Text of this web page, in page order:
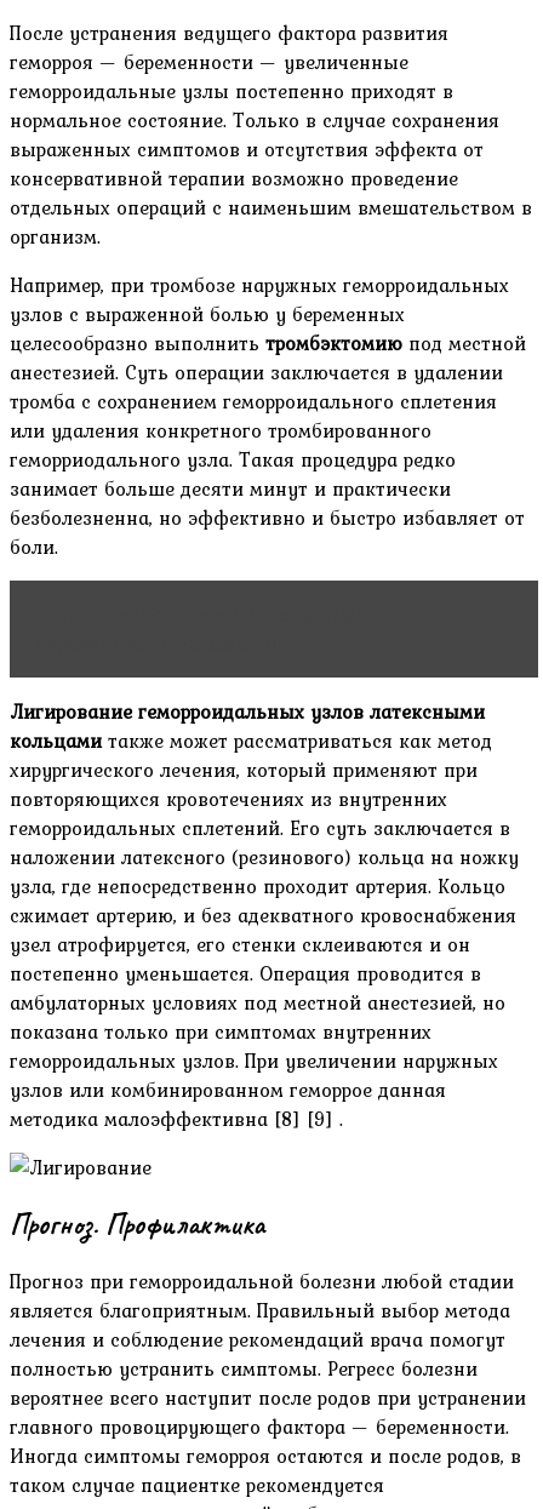
После устранения ведущего фактора развития
геморроя — беременности — увеличенные
геморроидальные узлы постепенно приходят в
нормальное состояние. Только в случае сохранения
выраженных симптомов и отсутствия эффекта от
консервативной терапии возможно проведение
отдельных операций с наименьшим вмешательством в
организм.
Например, при тромбозе наружных геморроидальных
узлов с выраженной болью у беременных
целесообразно выполнить тромбэктомию под местной
анестезией. Суть операции заключается в удалении
тромба с сохранением геморроидального сплетения
или удаления конкретного тромбированного
геморриодального узла. Такая процедура редко
занимает больше десяти минут и практически
безболезненна, но эффективно и быстро избавляет от
боли.
Лигирование геморроидальных узлов латексными
кольцамитакже может рассматриваться как метод
хирургического лечения, который применяют при
повторяющихся кровотечениях из внутренних
геморроидальных сплетений. Его суть заключается в
наложении латексного (резинового) кольца на ножку
узла, где непосредственно проходит артерия. Кольцо
сжимает артерию, и без адекватного кровоснабжения
узел атрофируется, его стенки склеиваются и он
постепенно уменьшается. Операция проводится в
амбулаторных условиях под местной анестезией, но
показана только при симптомах внутренних
геморроидальных узлов. При увеличении наружных
узлов или комбинированном геморрое данная
методика малоэффективна [8] [9] .
Прогноз. Профилактика
Прогноз при геморроидальной болезни любой стадии
является благоприятным. Правильный выбор метода
лечения и соблюдение рекомендаций врача помогут
полностью устранить симптомы. Регресс болезни
вероятнее всего наступит после родов при устранении
главного провоцирующего фактора — беременности.
Иногда симптомы геморроя остаются и после родов, в
таком случае пациентке рекомендуется